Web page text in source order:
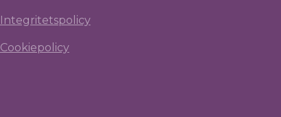
Integritetspolicy
Cookiepolicy